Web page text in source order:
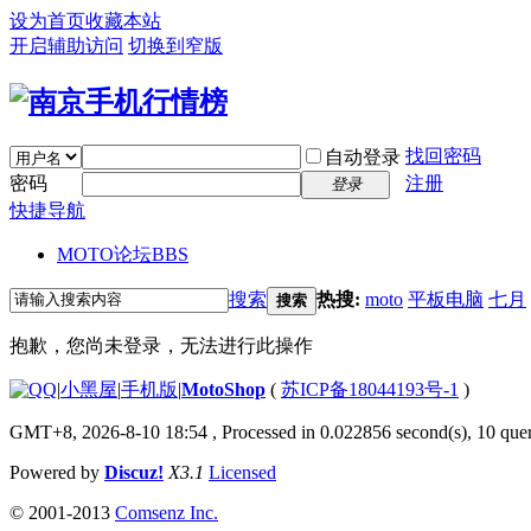
设为首页收藏本站
开启辅助访问 切换到窄版
自动登录 找回密码
密码
登录
注册
快捷导航
MOTO论坛BBS
搜索 搜索 热搜: moto 平板电脑 七月
抱歉，您尚未登录，无法进行此操作
|小黑屋|手机版|MotoShop ( 苏ICP备18044193号-1 )
GMT+8, 2026-8-10 18:54 , Processed in 0.022856 second(s), 10
Powered by Discuz! X3.1 Licensed
© 2001-2013 Comsenz Inc.